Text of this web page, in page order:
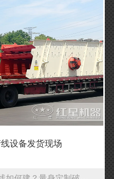
设备发货现场